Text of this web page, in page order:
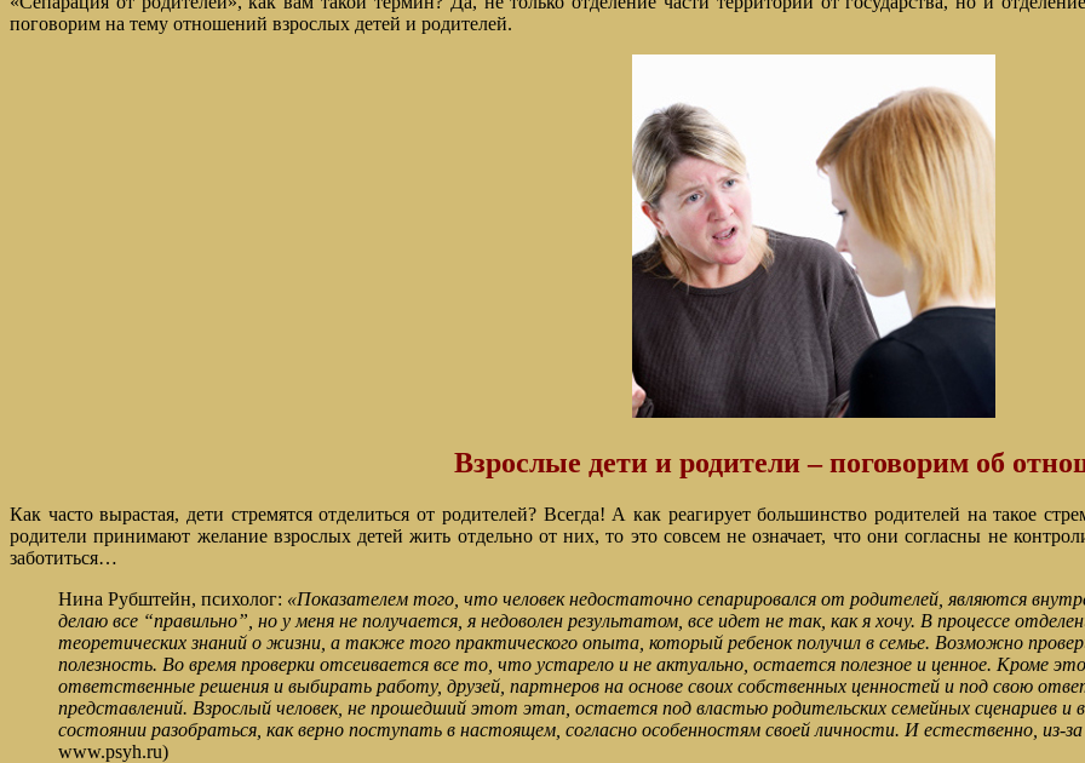
поговорим на тему отношений взрослых детей и родителей.
Взрослые дети и родители – поговорим об
Как часто вырастая, дети стремятся отделиться от родителей? Всегда! А как реагирует большинство родителей на такое
родители принимают желание взрослых детей жить отдельно от них, то это совсем не означает, что они согласны не
заботиться…
Нина Рубштейн, психолог: «Показателем того, что человек недостаточно сепарировался от родителей, являются
делаю все “правильно”, но у меня не получается, я недоволен результатом, все идет не так, как я хочу. В процессе
теоретических знаний о жизни, а также того практического опыта, который ребенок получил в семье. Возможно
полезность. Во время проверки отсеивается все то, что устарело и не актуально, остается полезное и ценное. Кроме
ответственные решения и выбирать работу, друзей, партнеров на основе своих собственных ценностей и под свою
представлений. Взрослый человек, не прошедший этот этап, остается под властью родительских семейных сценариев
состоянии разобраться, как верно поступать в настоящем, согласно особенностям своей личности. И естественно, из-
www.psyh.ru)